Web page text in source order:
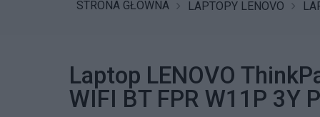
STRONA GŁÓWNA LAPTOPY LENOVO
Laptop LENOVO
WIFI BT FPR W11P 3Y